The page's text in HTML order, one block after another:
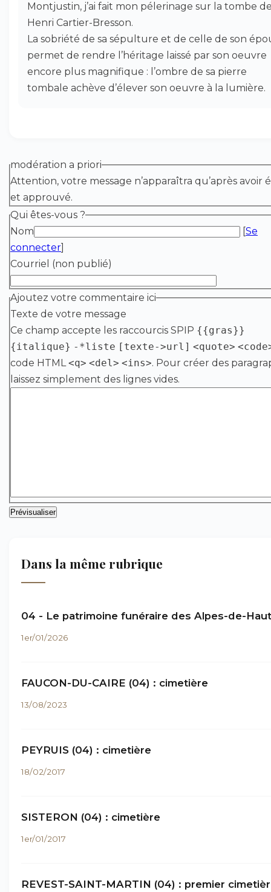
Montjustin, j’ai fait mon pélerinage sur la tombe
Henri Cartier-Bresson.
La sobriété de sa sépulture et de celle de son
permet de rendre l’héritage laissé par son oeuvre
encore plus magnifique : l’ombre de sa pierre
tombale achève d’élever son oeuvre à la lumière.
modération a priori
Attention, votre message n’apparaîtra qu’après avoir
et approuvé.
Qui êtes-vous ?
Nom
[Se
connecter]
Courriel (non publié)
Ajoutez votre commentaire ici
Texte de votre message
Ce champ accepte les raccourcis SPIP {{gras}}
{italique} -*liste [texte->url] <quote>
code HTML<q> <del> <ins>. Pour créer des
laissez simplement des lignes vides.
Dans la même rubrique
04 - Le patrimoine funéraire des Alpes-de-
1er/01/2026
FAUCON-DU-CAIRE (04) : cimetière
13/08/2023
PEYRUIS (04) : cimetière
18/02/2017
SISTERON (04) : cimetière
1er/01/2017
REVEST-SAINT-MARTIN (04) : premier